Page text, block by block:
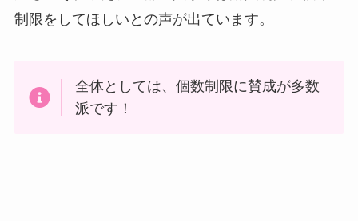
制限をしてほしいとの声が出ています。
全体としては、個数制限に賛成が多数
派です！